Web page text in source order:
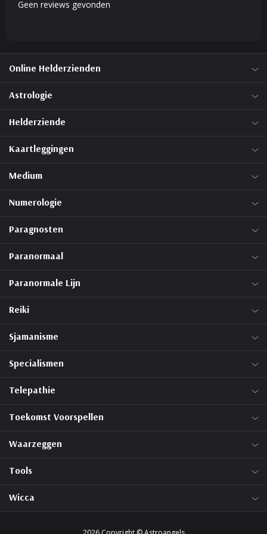
Geen reviews gevonden
Online Helderzienden
Astrologie
Helderziende
Kaartleggingen
Medium
Numerologie
Paragnosten
Paranormaal
Paranormale Lijn
Reiki
Sjamanisme
Specialismen
Telepathie
Toekomst Voorspellen
Waarzeggen
Tools
Wicca